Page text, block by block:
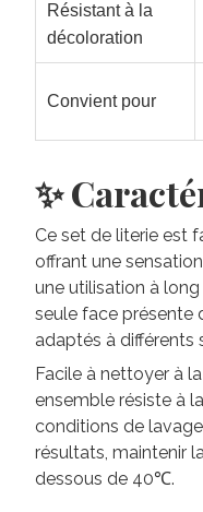
Résistant à la
décoloration
Convient pour
✨
Ce set de literie est
offrant une
une utilisation à
seule face présente
adaptés à différents
Facile à nettoyer à
ensemble résiste à
conditions de
résultats, maintenir
dessous de 40℃.